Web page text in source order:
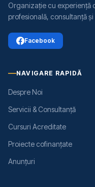
Organizație cu experiență
profesională, consultanță
Facebook
NAVIGARE RAPIDĂ
Despre Noi
Servicii & Consultanță
Cursuri Acreditate
Proiecte cofinanțate
Anunțuri